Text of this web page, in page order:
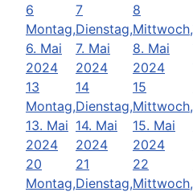
6
Montag,
6. Mai
2024
7
Dienstag,
7. Mai
2024
8
Mittwoch,
8. Mai
2024
13
Montag,
13. Mai
2024
14
Dienstag,
14. Mai
2024
15
Mittwoch,
15. Mai
2024
20
Montag,
21
Dienstag,
22
Mittwoch,